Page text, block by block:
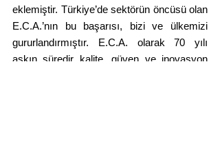
eklemiştir. Türkiye’de sektörün öncüsü olan
E.C.A.’nın bu başarısı, bizi ve ülkemizi
gururlandırmıştır. E.C.A. olarak 70 yılı
aşkın süredir kalite, güven ve inovasyon